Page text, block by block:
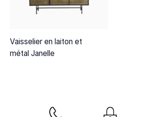
Vaisselier en laiton et
métal Janelle